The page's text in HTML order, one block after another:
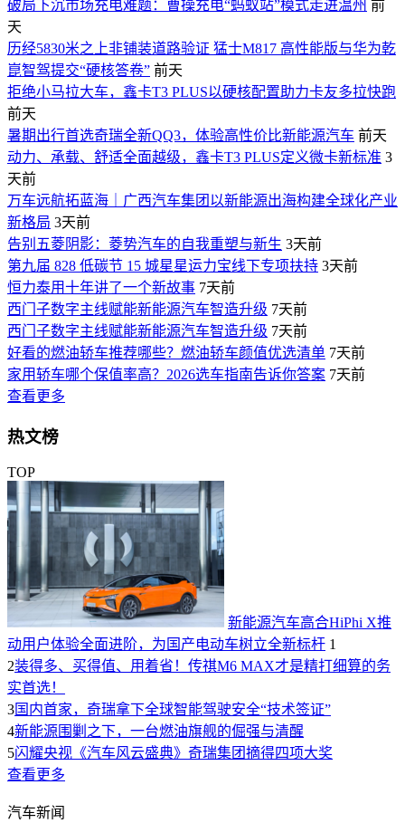
破局下沉市场充电难题：曹操充电“蚂蚁站”模式走进温州 前
天
历经5830米之上非铺装道路验证 猛士M817 高性能版与华为乾
崑智驾提交“硬核答卷” 前天
拒绝小马拉大车，鑫卡T3 PLUS以硬核配置助力卡友多拉快跑
前天
暑期出行首选奇瑞全新QQ3，体验高性价比新能源汽车 前天
动力、承载、舒适全面越级，鑫卡T3 PLUS定义微卡新标准 3
天前
万车远航拓蓝海｜广西汽车集团以新能源出海构建全球化产业
新格局 3天前
告别五菱阴影：菱势汽车的自我重塑与新生 3天前
第九届 828 低碳节 15 城星星运力宝线下专项扶持 3天前
恒力泰用十年讲了一个新故事 7天前
西门子数字主线赋能新能源汽车智造升级 7天前
西门子数字主线赋能新能源汽车智造升级 7天前
好看的燃油轿车推荐哪些？燃油轿车颜值优选清单 7天前
家用轿车哪个保值率高？2026选车指南告诉你答案 7天前
查看更多
热文榜
TOP
新能源汽车高合HiPhi X推
动用户体验全面进阶，为国产电动车树立全新标杆 1
2装得多、买得值、用着省！传祺M6 MAX才是精打细算的务
实首选！
3国内首家，奇瑞拿下全球智能驾驶安全“技术签证”
4新能源围剿之下，一台燃油旗舰的倔强与清醒
5闪耀央视《汽车风云盛典》奇瑞集团摘得四项大奖
查看更多
汽车新闻